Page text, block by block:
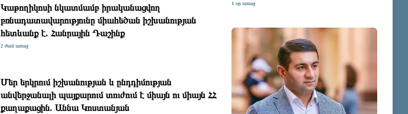
Կաթողիկոսի նկատմամբ իրականացվող
բռնադատավարությունը միահեծան իշխանության
հետևանք է. Հանրային Դաշինք
2 ժամ առաջ
Մեր երկրում իշխանության և ընդդիմության
անվերջանալի պայքարում տուժում է միայն ու միայն ՀՀ
քաղաքացին. Աննա Կոստանյան
1 օր առաջ